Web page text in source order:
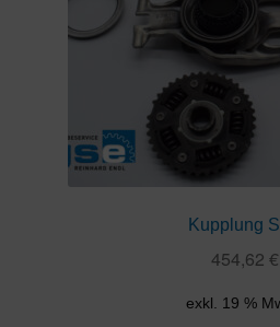
Kupplung
454,62 €
exkl. 19 %